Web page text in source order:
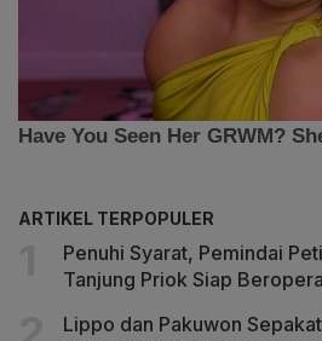
ARTIKEL TERPOPULER
Penuhi Syarat, Pemindai
Tanjung Priok Siap
Lippo dan Pakuwon